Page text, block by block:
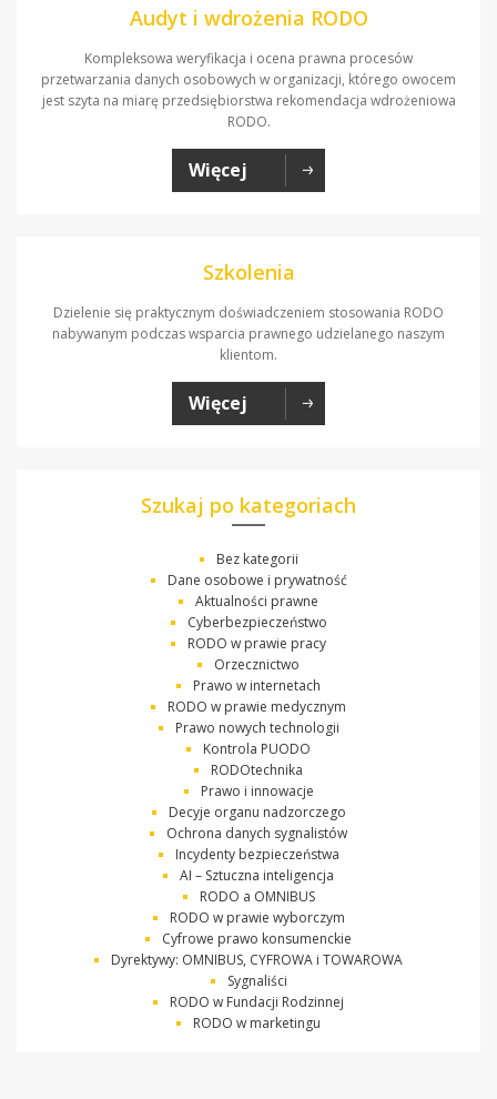
Audyt i wdrożenia RODO
Kompleksowa weryfikacja i ocena prawna procesów
przetwarzania danych osobowych w organizacji, którego owocem
jest szyta na miarę przedsiębiorstwa rekomendacja wdrożeniowa
RODO.
Więcej
Szkolenia
Dzielenie się praktycznym doświadczeniem stosowania RODO
nabywanym podczas wsparcia prawnego udzielanego naszym
klientom.
Więcej
Szukaj po kategoriach
Bez kategorii
Dane osobowe i prywatność
Aktualności prawne
Cyberbezpieczeństwo
RODO w prawie pracy
Orzecznictwo
Prawo w internetach
RODO w prawie medycznym
Prawo nowych technologii
Kontrola PUODO
RODOtechnika
Prawo i innowacje
Decyje organu nadzorczego
Ochrona danych sygnalistów
Incydenty bezpieczeństwa
AI – Sztuczna inteligencja
RODO a OMNIBUS
RODO w prawie wyborczym
Cyfrowe prawo konsumenckie
Dyrektywy: OMNIBUS, CYFROWA i TOWAROWA
Sygnaliści
RODO w Fundacji Rodzinnej
RODO w marketingu